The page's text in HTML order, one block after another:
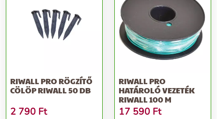
RIWALL PRO RÖGZÍTŐ
CÖLÖP RIWALL 50 DB
2 790 Ft
RIWALL PRO
HATÁROLÓ VEZETÉK
RIWALL 100 M
17 590 Ft